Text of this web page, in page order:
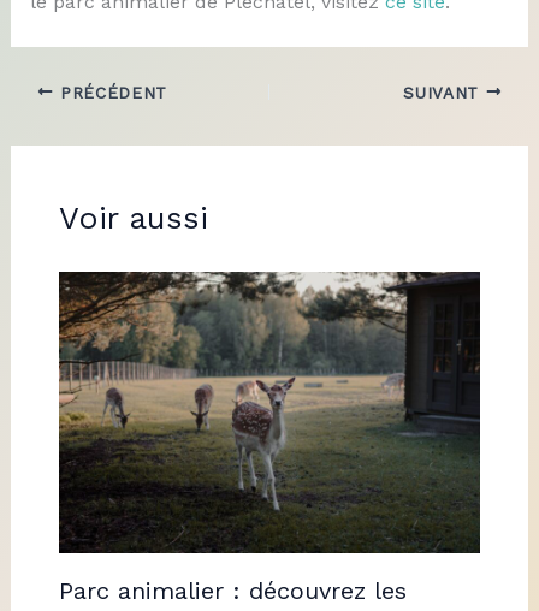
PRÉCÉDENT SUIVANT
Voir aussi
Parc animalier : découvrez les